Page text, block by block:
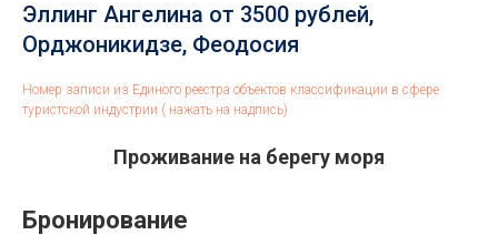
Эллинг Ангелина от 3500 рублей,
Орджоникидзе, Феодосия
Номер записи из Единого реестра объектов классификации в сфере
туристской индустрии ( нажать на надпись)
Проживание на берегу моря
Бронирование